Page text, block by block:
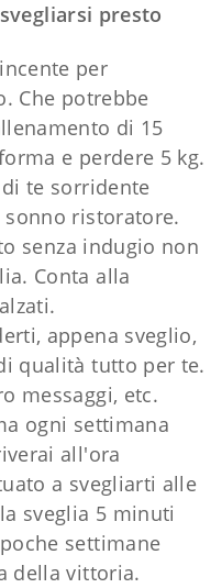
presto
per
Che potrebbe
di 15
e perdere 5 kg.
di te sorridente
ristoratore.
senza indugio non
Conta alla
appena sveglio,
qualità tutto per te.
messaggi, etc.
ogni settimana
all'ora
a svegliarti alle
sveglia 5 minuti
settimane
della vittoria.